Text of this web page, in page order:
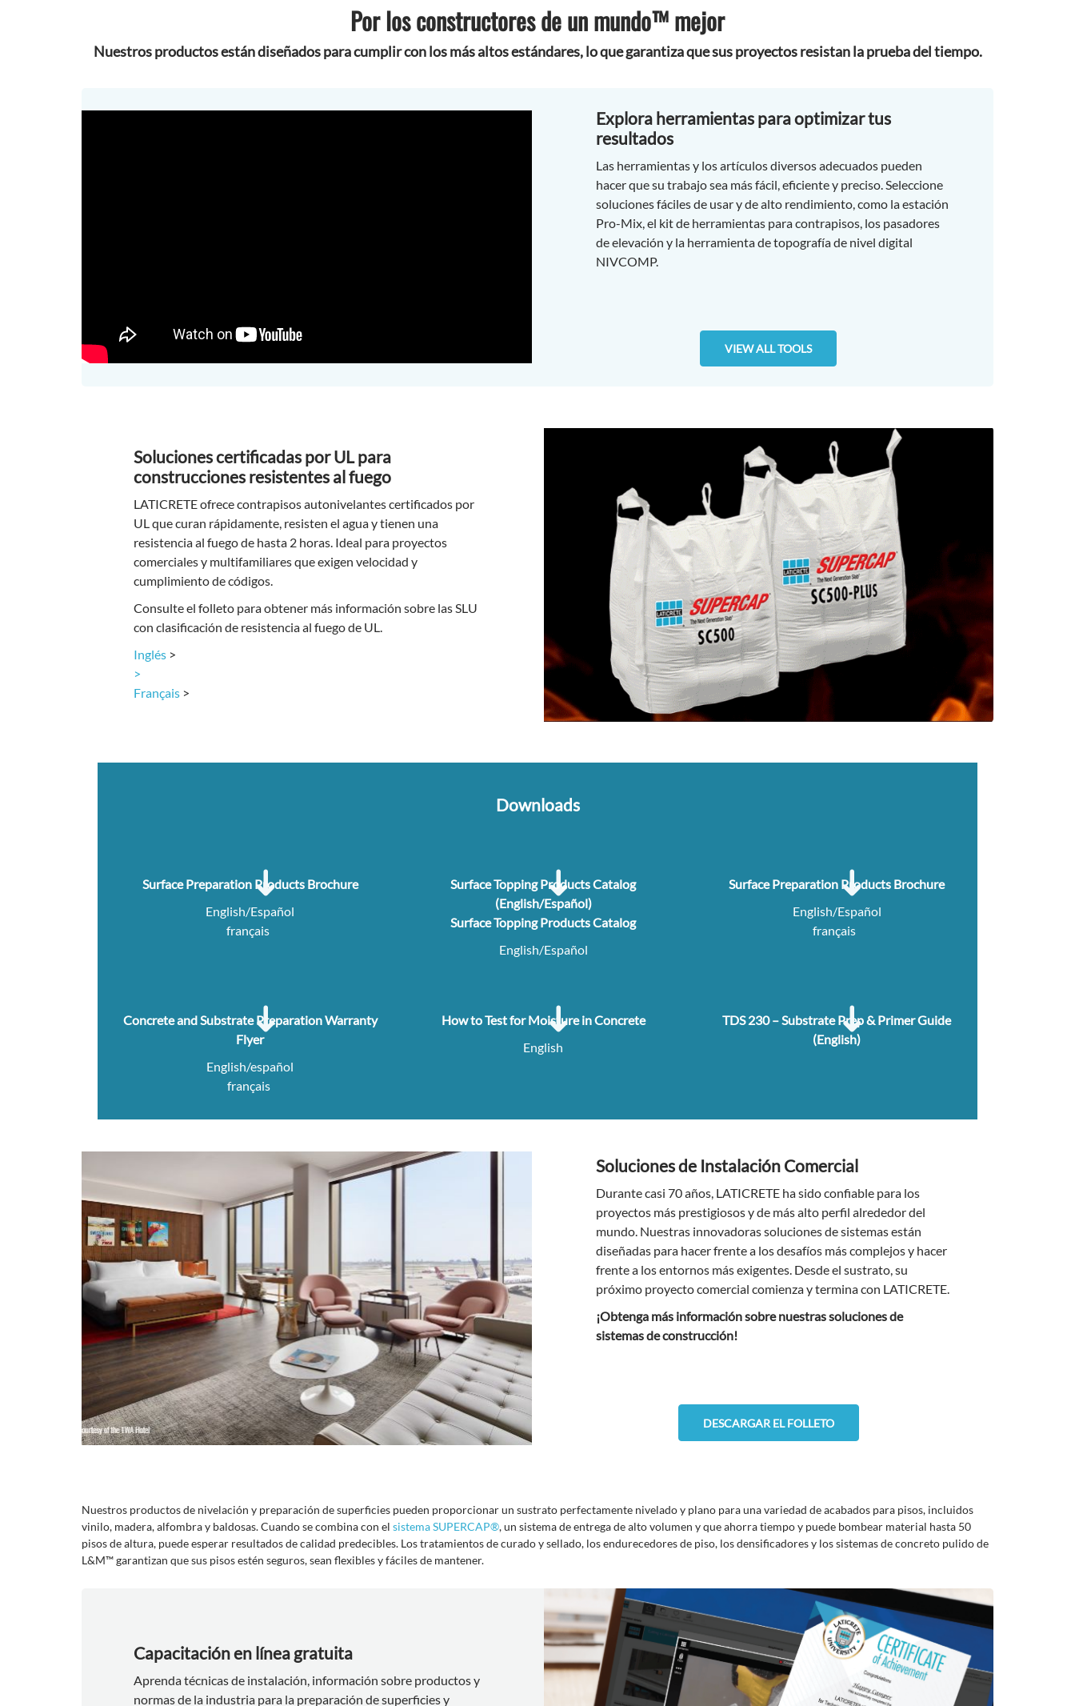
Por los constructores de un mundo™ mejor
Nuestros productos están diseñados para cumplir con los más altos estándares, lo que garantiza que sus proyectos resistan la prueba del tiempo.
Explora herramientas para optimizar tus
resultados
Las herramientas y los artículos diversos adecuados pueden
hacer que su trabajo sea más fácil, eficiente y preciso. Seleccione
soluciones fáciles de usar y de alto rendimiento, como la estación
Pro-Mix, el kit de herramientas para contrapisos, los pasadores
de elevación y la herramienta de topografía de nivel digital
NIVCOMP.
VIEW ALL TOOLS
Soluciones certificadas por UL para
construcciones resistentes al fuego
LATICRETE ofrece contrapisos autonivelantes certificados por
UL que curan rápidamente, resisten el agua y tienen una
resistencia al fuego de hasta 2 horas. Ideal para proyectos
comerciales y multifamiliares que exigen velocidad y
cumplimiento de códigos.
Consulte el folleto para obtener más información sobre las SLU
con clasificación de resistencia al fuego de UL.
Inglés >
>
Français >
Downloads
Surface Preparation Products Brochure
English/Español
français
Surface Topping Products Catalog
(English/Español)
Surface Topping Products Catalog
English/Español
Surface Preparation Products Brochure
English/Español
français
Concrete and Substrate Preparation Warranty
Flyer
English/español
français
How to Test for Moisture in Concrete
English
TDS 230 – Substrate Prep & Primer Guide
(English)
Soluciones de Instalación Comercial
Durante casi 70 años, LATICRETE ha sido confiable para los
proyectos más prestigiosos y de más alto perfil alrededor del
mundo. Nuestras innovadoras soluciones de sistemas están
diseñadas para hacer frente a los desafíos más complejos y hacer
frente a los entornos más exigentes. Desde el sustrato, su
próximo proyecto comercial comienza y termina con LATICRETE.
¡Obtenga más información sobre nuestras soluciones de
sistemas de construcción!
DESCARGAR EL FOLLETO
Nuestros productos de nivelación y preparación de superficies pueden proporcionar un sustrato perfectamente nivelado y plano para una variedad de acabados para pisos, incluidos
vinilo, madera, alfombra y baldosas. Cuando se combina con el sistema SUPERCAP®, un sistema de entrega de alto volumen y que ahorra tiempo y puede bombear material hasta 50
pisos de altura, puede esperar resultados de calidad predecibles. Los tratamientos de curado y sellado, los endurecedores de piso, los densificadores y los sistemas de concreto pulido de
L&M™ garantizan que sus pisos estén seguros, sean flexibles y fáciles de mantener.
Capacitación en línea gratuita
Aprenda técnicas de instalación, información sobre productos y
normas de la industria para la preparación de superficies y